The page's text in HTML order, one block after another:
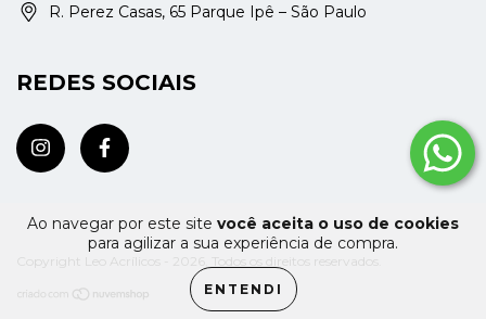
Ao navegar por este site você aceita o uso de cookies
para agilizar a sua experiência de compra.
ENTENDI
R. Perez Casas, 65 Parque Ipê – São Paulo
REDES SOCIAIS
Copyright Leo Acrílicos - 2026. Todos os direitos reservados.